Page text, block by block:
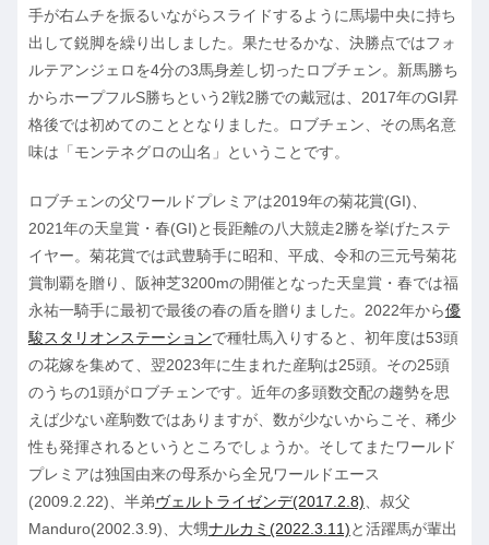
手が右ムチを振るいながらスライドするように馬場中央に持ち
出して鋭脚を繰り出しました。果たせるかな、決勝点ではフォ
ルテアンジェロを4分の3馬身差し切ったロブチェン。新馬勝ち
からホープフルS勝ちという2戦2勝での戴冠は、2017年のGI昇
格後では初めてのこととなりました。ロブチェン、その馬名意
味は「モンテネグロの山名」ということです。
ロブチェンの父ワールドプレミアは2019年の菊花賞(GI)、
2021年の天皇賞・春(GI)と長距離の八大競走2勝を挙げたステ
イヤー。菊花賞では武豊騎手に昭和、平成、令和の三元号菊花
賞制覇を贈り、阪神芝3200mの開催となった天皇賞・春では福
永祐一騎手に最初で最後の春の盾を贈りました。2022年から優
駿スタリオンステーションで種牡馬入りすると、初年度は53頭
の花嫁を集めて、翌2023年に生まれた産駒は25頭。その25頭
のうちの1頭がロブチェンです。近年の多頭数交配の趨勢を思
えば少ない産駒数ではありますが、数が少ないからこそ、稀少
性も発揮されるというところでしょうか。そしてまたワールド
プレミアは独国由来の母系から全兄ワールドエース
(2009.2.22)、半弟ヴェルトライゼンデ(2017.2.8) 、叔父
Manduro(2002.3.9)、大甥ナルカミ(2022.3.11)と活躍馬が輩出